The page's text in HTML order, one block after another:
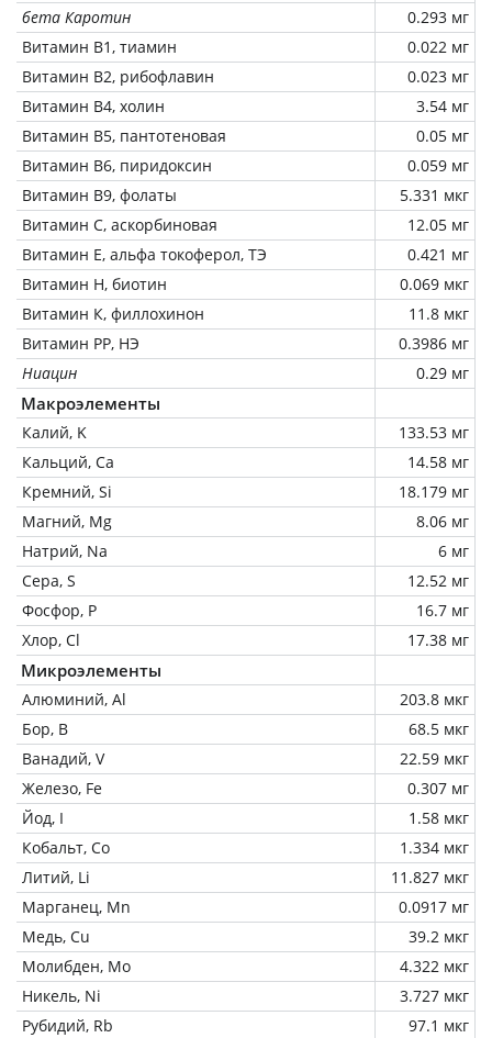
бета Каротин
0.293 мг
Витамин В1, тиамин
0.022 мг
Витамин В2, рибофлавин
0.023 мг
Витамин В4, холин
3.54 мг
Витамин В5, пантотеновая
0.05 мг
Витамин В6, пиридоксин
0.059 мг
Витамин В9, фолаты
5.331 мкг
Витамин C, аскорбиновая
12.05 мг
Витамин Е, альфа токоферол, ТЭ
0.421 мг
Витамин Н, биотин
0.069 мкг
Витамин К, филлохинон
11.8 мкг
Витамин РР, НЭ
0.3986 мг
Ниацин
0.29 мг
Макроэлементы
Калий, K
133.53 мг
Кальций, Ca
14.58 мг
Кремний, Si
18.179 мг
Магний, Mg
8.06 мг
Натрий, Na
6 мг
Сера, S
12.52 мг
Фосфор, P
16.7 мг
Хлор, Cl
17.38 мг
Микроэлементы
Алюминий, Al
203.8 мкг
Бор, B
68.5 мкг
Ванадий, V
22.59 мкг
Железо, Fe
0.307 мг
Йод, I
1.58 мкг
Кобальт, Co
1.334 мкг
Литий, Li
11.827 мкг
Марганец, Mn
0.0917 мг
Медь, Cu
39.2 мкг
Молибден, Mo
4.322 мкг
Никель, Ni
3.727 мкг
Рубидий, Rb
97.1 мкг